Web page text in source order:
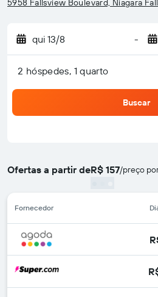
5958 Fallsview Boulevard, Niagara
qui 13/8 -
2 hóspedes, 1 quarto
Buscar
Ofertas a partir deR$ 157/preço
Fornecedor